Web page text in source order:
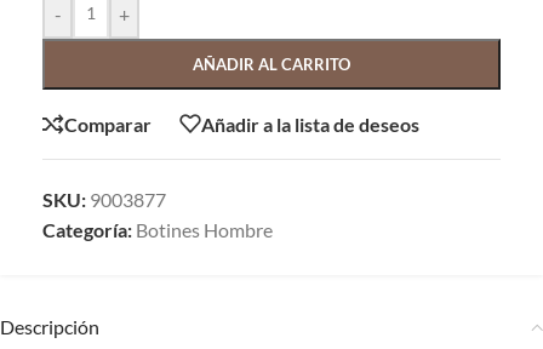
- +
AÑADIR AL CARRITO
Comparar Añadir a la lista de deseos
SKU: 9003877
Categoría: Botines Hombre
Descripción